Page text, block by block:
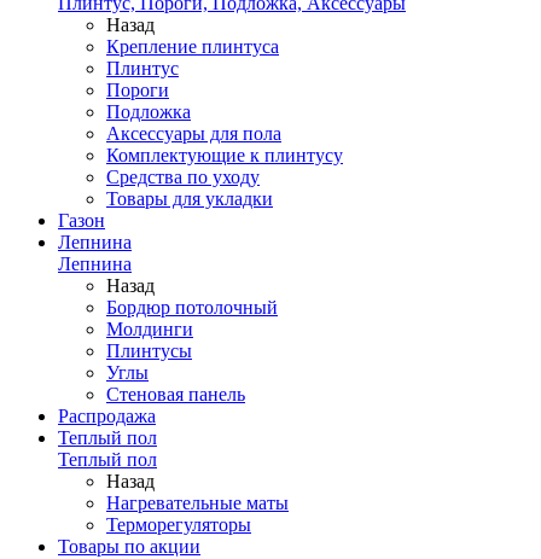
Назад
Крепление плинтуса
Плинтус
Пороги
Подложка
Аксессуары для пола
Комплектующие к плинтусу
Средства по уходу
Товары для укладки
Газон
Лепнина
Лепнина
Назад
Бордюр потолочный
Молдинги
Плинтусы
Углы
Стеновая панель
Распродажа
Теплый пол
Теплый пол
Назад
Нагревательные маты
Терморегуляторы
Товары по акции